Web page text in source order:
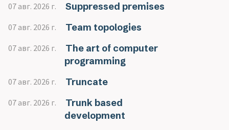
07 авг. 2026 г. Suppressed premises
07 авг. 2026 г. Team topologies
07 авг. 2026 г.
The art of computer
programming
07 авг. 2026 г. Truncate
07 авг. 2026 г.
Trunk based
development